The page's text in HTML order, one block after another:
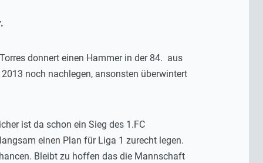
donnert einen Hammer in der 84. aus
noch nachlegen, ansonsten überwintert
ist da schon ein Sieg des 1.FC
einen Plan für Liga 1 zurecht legen.
Bleibt zu hoffen das die Mannschaft